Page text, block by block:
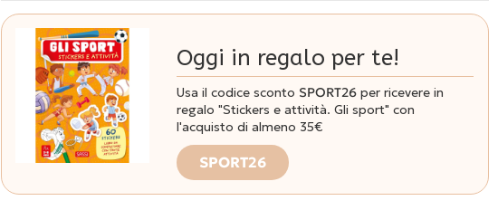
Oggi in regalo per te!
Usa il codice sconto SPORT26 per ricevere in
regalo "Stickers e attività. Gli sport" con
l'acquisto di almeno 35€
SPORT26